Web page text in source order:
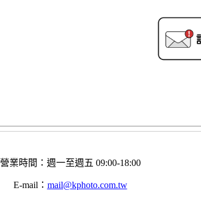
營業時間：週一至週五 09:00-18:00
E-mail： mail@kphoto.com.tw